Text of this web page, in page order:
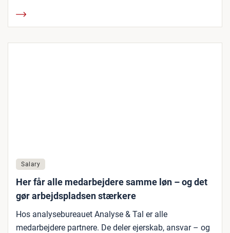
Salary
Her får alle medarbejdere samme løn – og det
gør arbejdspladsen stærkere
Hos analysebureauet Analyse & Tal er alle
medarbejdere partnere. De deler ejerskab, ansvar – og